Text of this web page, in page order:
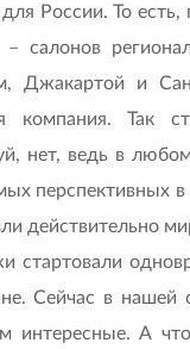
России. То есть,
– салонов
Джакартой и
компания. Так
нет, ведь в
перспективных
действительно
стартовали
Сейчас в нашей
интересные. А